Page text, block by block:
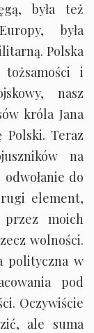
była też
była
Polska
tożsamości i
nasz
króla Jana
Polski. Teraz
na
do
element,
przez moich
wolności.
polityczna w
pod
Oczywiście
ale suma